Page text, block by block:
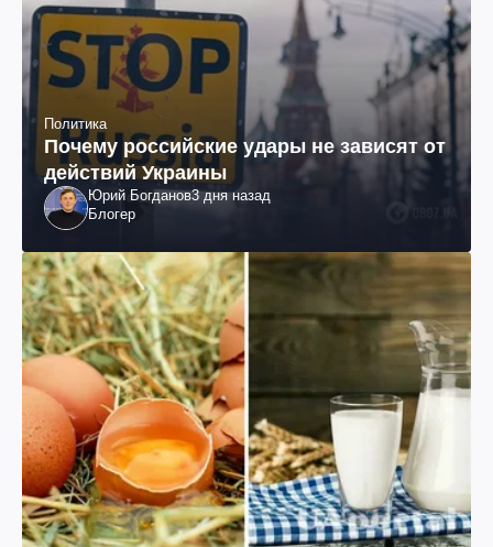
Политика
Почему российские удары не зависят от
действий Украины
Юрий Богданов3 дня назад
Блогер